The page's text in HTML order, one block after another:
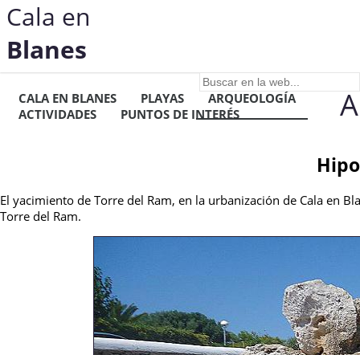
Cala en
Blanes
CALA EN BLANES PLAYAS
ARQUEOLOGÍA
ACTIVIDADES
PUNTOS DE INTERÉS
El yacimiento de Torre del Ram, en la urbanización de Cala en
Torre del Ram.